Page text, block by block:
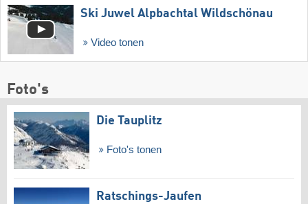
Ski Juwel Alpbachtal Wildschönau
Video tonen
Foto's
Die Tauplitz
Foto's tonen
Ratschings-Jaufen